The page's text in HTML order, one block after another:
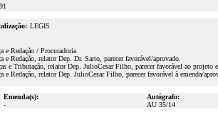
LEGIS
Redação / Procuradoria
Redação, relator Dep. Dr. Sarto, parecer favorável/aprovado.
e Tributação, relator Dep. JulioCesar Filho, parecer favorável ao projeto e
Redação, relator Dep. JulioCesar Filho, parecer favorável à emenda/
Emenda(s):
-
Autógrafo:
AU 35/14